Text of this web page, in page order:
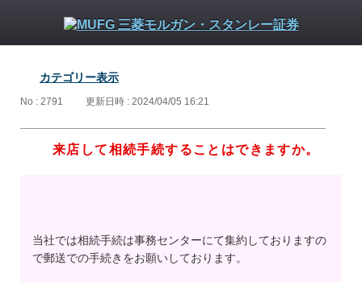
カテゴリー表示
No : 2791 更新日時 : 2024/04/05 16:21
来店して相続手続することはできますか。
当社では相続手続は事務センターにて集約しておりますの
で郵送での手続きをお願いしております。